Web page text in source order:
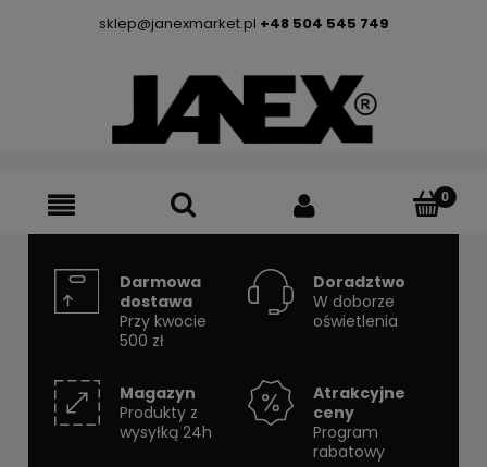
sklep@janexmarket.pl +48 504 545 749
Darmowa
dostawa
Przy kwocie
500 zł
Doradztwo
W doborze
oświetlenia
Magazyn
Produkty z
wysyłką 24h
Atrakcyjne
ceny
Program
rabatowy